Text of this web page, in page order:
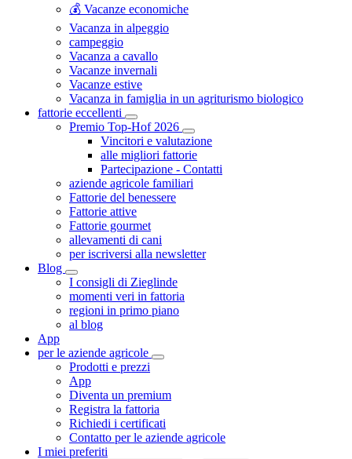
💰 Vacanze economiche
Vacanza in alpeggio
campeggio
Vacanza a cavallo
Vacanze invernali
Vacanze estive
Vacanza in famiglia in un agriturismo biologico
fattorie eccellenti
Premio Top-Hof 2026
Vincitori e valutazione
alle migliori fattorie
Partecipazione - Contatti
aziende agricole familiari
Fattorie del benessere
Fattorie attive
Fattorie gourmet
allevamenti di cani
per iscriversi alla newsletter
Blog
I consigli di Zieglinde
momenti veri in fattoria
regioni in primo piano
al blog
App
per le aziende agricole
Prodotti e prezzi
App
Diventa un premium
Registra la fattoria
Richiedi i certificati
Contatto per le aziende agricole
I miei preferiti